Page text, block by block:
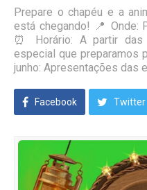
Prepare o chapéu e a
está chegando! 📍 Onde:
⏰ Horário: A partir das
especial que preparamos
junho: Apresentações das
Facebook Twitter